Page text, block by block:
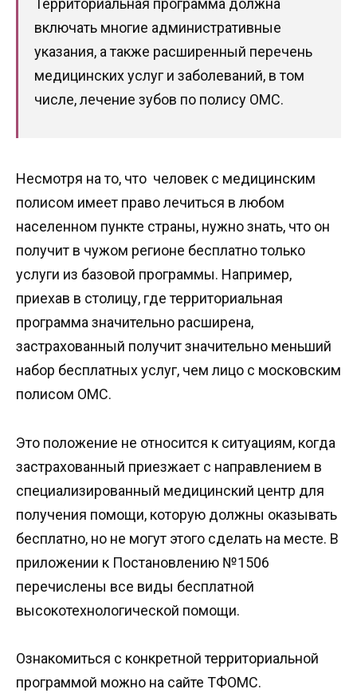
включать многие административные
указания, а также расширенный перечень
медицинских услуг и заболеваний, в том
числе, лечение зубов по полису ОМС.
Несмотря на то, что человек с медицинским
полисом имеет право лечиться в любом
населенном пункте страны, нужно знать, что он
получит в чужом регионе бесплатно только
услуги из базовой программы. Например,
приехав в столицу, где территориальная
программа значительно расширена,
застрахованный получит значительно меньший
набор бесплатных услуг, чем лицо с московским
полисом ОМС.
Это положение не относится к ситуациям, когда
застрахованный приезжает с направлением в
специализированный медицинский центр для
получения помощи, которую должны оказывать
бесплатно, но не могут этого сделать на месте. В
приложении к Постановлению №1506
перечислены все виды бесплатной
высокотехнологической помощи.
Ознакомиться с конкретной территориальной
программой можно на сайте ТФОМС.